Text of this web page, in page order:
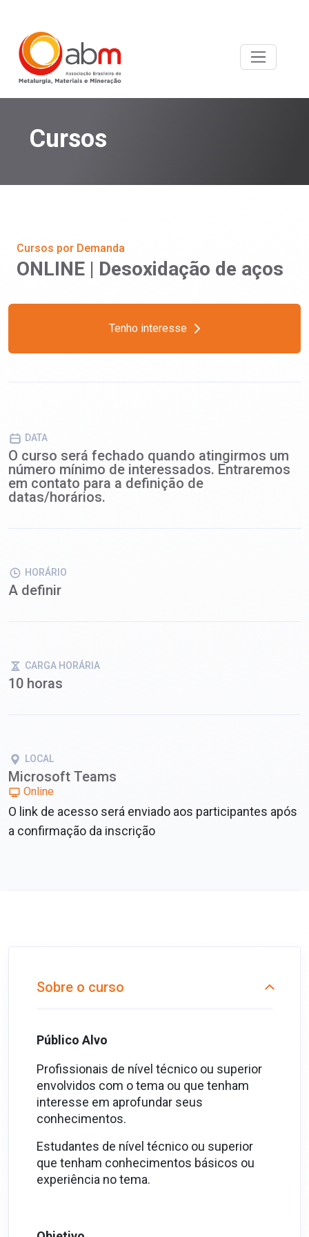
Cursos
Cursos por Demanda
ONLINE | Desoxidação de aços
Tenho interesse
DATA
O curso será fechado quando atingirmos um
número mínimo de interessados. Entraremos
em contato para a definição de
datas/horários.
HORÁRIO
A definir
CARGA HORÁRIA
10 horas
LOCAL
Microsoft Teams
Online
O link de acesso será enviado aos participantes após
a confirmação da inscrição
Sobre o curso
Público Alvo
Profissionais de nível técnico ou superior
envolvidos com o tema ou que tenham
interesse em aprofundar seus
conhecimentos.
Estudantes de nível técnico ou superior
que tenham conhecimentos básicos ou
experiência no tema.